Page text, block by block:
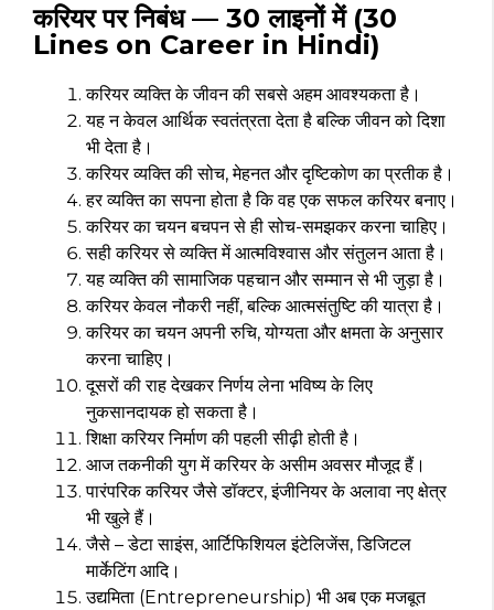
करियर पर निबंध — 30 लाइनों में (30
Lines on Career in Hindi)
करियर व्यक्ति के जीवन की सबसे अहम आवश्यकता है।
यह न केवल आर्थिक स्वतंत्रता देता है बल्कि जीवन को दिशा
भी देता है।
करियर व्यक्ति की सोच, मेहनत और दृष्टिकोण का प्रतीक है।
हर व्यक्ति का सपना होता है कि वह एक सफल करियर बनाए।
करियर का चयन बचपन से ही सोच-समझकर करना चाहिए।
सही करियर से व्यक्ति में आत्मविश्वास और संतुलन आता है।
यह व्यक्ति की सामाजिक पहचान और सम्मान से भी जुड़ा है।
करियर केवल नौकरी नहीं, बल्कि आत्मसंतुष्टि की यात्रा है।
करियर का चयन अपनी रुचि, योग्यता और क्षमता के अनुसार
करना चाहिए।
दूसरों की राह देखकर निर्णय लेना भविष्य के लिए
नुकसानदायक हो सकता है।
शिक्षा करियर निर्माण की पहली सीढ़ी होती है।
आज तकनीकी युग में करियर के असीम अवसर मौजूद हैं।
पारंपरिक करियर जैसे डॉक्टर, इंजीनियर के अलावा नए क्षेत्र
भी खुले हैं।
जैसे – डेटा साइंस, आर्टिफिशियल इंटेलिजेंस, डिजिटल
मार्केटिंग आदि।
उद्यमिता (Entrepreneurship) भी अब एक मजबूत